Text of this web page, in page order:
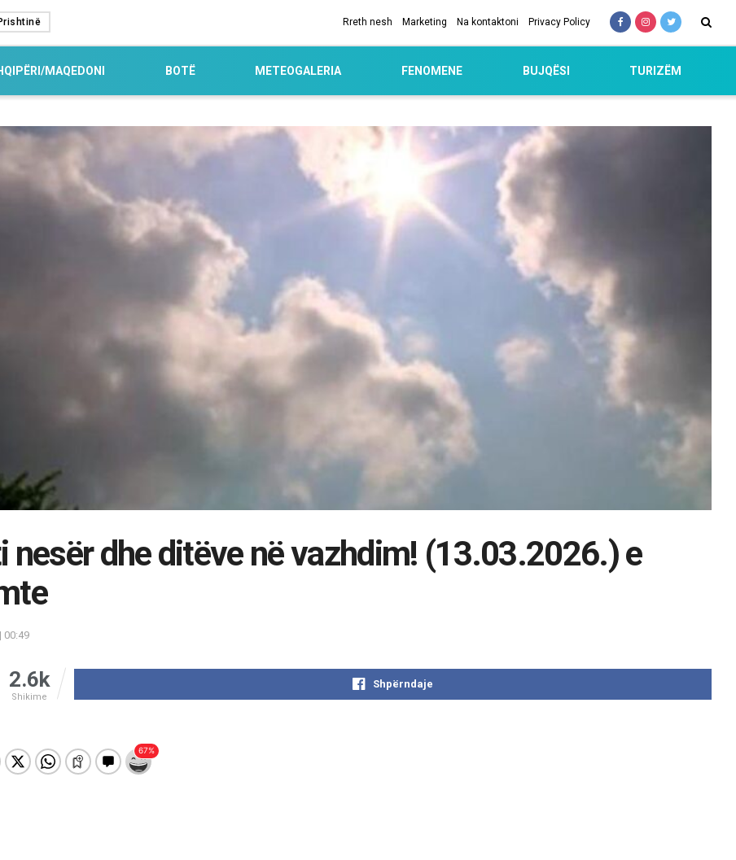
Rreth nesh Marketing Na kontaktoni Privacy Policy
MAQEDONI BOTË METEOGALERIA FENOMENE BUJQËSI TURIZËM
nesër dhe ditëve në vazhdim! (13.03.2026.) e
00:49
2.6k
Shikime
Shpërndaje